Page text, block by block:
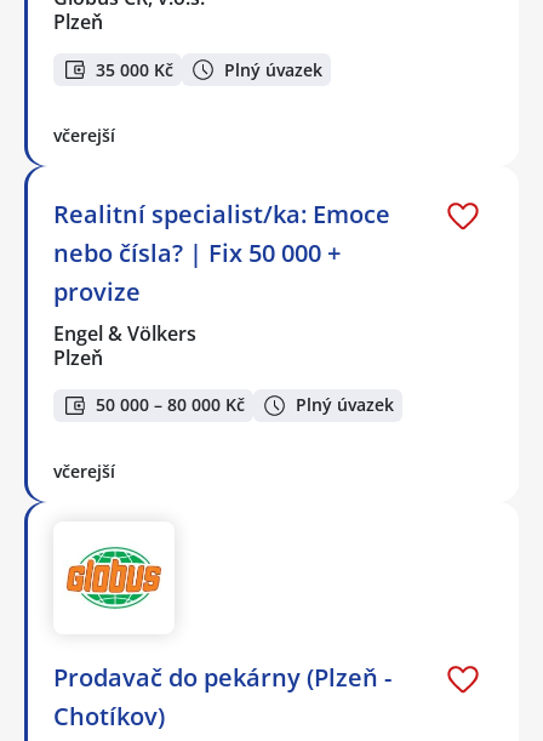
Plzeň
35 000 Kč Plný úvazek
včerejší
Realitní specialist/ka: Emoce
nebo čísla? | Fix 50 000 +
provize
Engel & Völkers
Plzeň
50 000 – 80 000 Kč Plný úvazek
včerejší
Prodavač do pekárny (Plzeň -
Chotíkov)